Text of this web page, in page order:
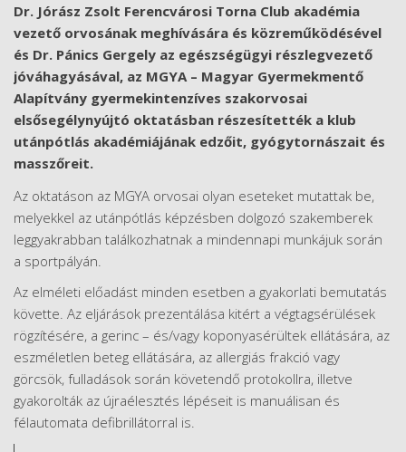
Dr. Jórász Zsolt Ferencvárosi Torna Club akadémia
vezető orvosának meghívására és közreműködésével
és Dr. Pánics Gergely az egészségügyi részlegvezető
jóváhagyásával, az MGYA – Magyar Gyermekmentő
Alapítvány gyermekintenzíves szakorvosai
elsősegélynyújtó oktatásban részesítették a klub
utánpótlás akadémiájának edzőit, gyógytornászait és
masszőreit.
Az oktatáson az MGYA orvosai olyan eseteket mutattak be,
melyekkel az utánpótlás képzésben dolgozó szakemberek
leggyakrabban találkozhatnak a mindennapi munkájuk során
a sportpályán.
Az elméleti előadást minden esetben a gyakorlati bemutatás
követte. Az eljárások prezentálása kitért a végtagsérülések
rögzítésére, a gerinc – és/vagy koponyasérültek ellátására, az
eszméletlen beteg ellátására, az allergiás frakció vagy
görcsök, fulladások során követendő protokollra, illetve
gyakorolták az újraélesztés lépéseit is manuálisan és
félautomata defibrillátorral is.